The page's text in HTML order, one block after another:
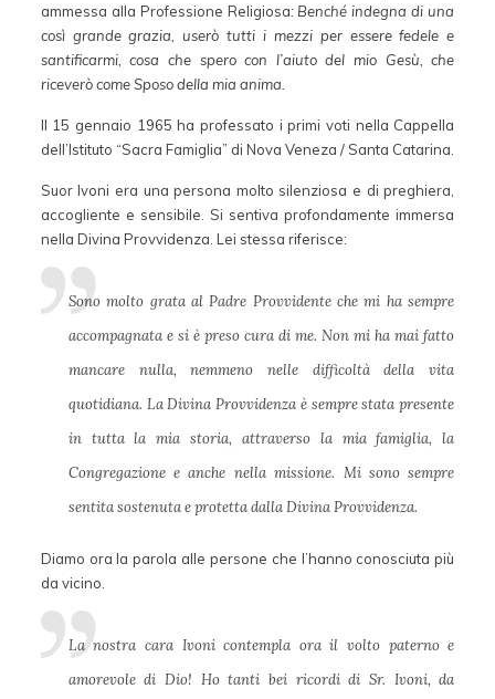
ammessa alla Professione Religiosa: Benché indegna di una
così grande grazia, userò tutti i mezzi per essere fedele e
santificarmi, cosa che spero con l’aiuto del mio Gesù, che
riceverò come Sposo della mia anima.
Il 15 gennaio 1965 ha professato i primi voti nella Cappella
dell’Istituto “Sacra Famiglia” di Nova Veneza / Santa Catarina.
Suor Ivoni era una persona molto silenziosa e di preghiera,
accogliente e sensibile. Si sentiva profondamente immersa
nella Divina Provvidenza. Lei stessa riferisce:
Sono molto grata al Padre Provvidente che mi ha sempre
accompagnata e si è preso cura di me. Non mi ha mai fatto
mancare nulla, nemmeno nelle difficoltà della vita
quotidiana. La Divina Provvidenza è sempre stata presente
in tutta la mia storia, attraverso la mia famiglia, la
Congregazione e anche nella missione. Mi sono sempre
sentita sostenuta e protetta dalla Divina Provvidenza.
Diamo ora la parola alle persone che l’hanno conosciuta più
da vicino.
La nostra cara Ivoni contempla ora il volto paterno e
amorevole di Dio! Ho tanti bei ricordi di Sr. Ivoni, da